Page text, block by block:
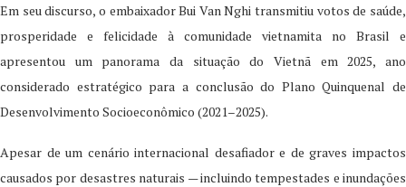
Em seu discurso, o embaixador Bui Van Nghi transmitiu votos de saúde,
prosperidade e felicidade à comunidade vietnamita no Brasil e
apresentou um panorama da situação do Vietnã em 2025, ano
considerado estratégico para a conclusão do Plano Quinquenal de
Desenvolvimento Socioeconômico (2021–2025).
Apesar de um cenário internacional desafiador e de graves impactos
causados por desastres naturais — incluindo tempestades e inundações